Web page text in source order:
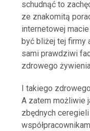
schudnąć to
ze znakomitą
internetowej
być bliżej tej firmy
sami prawdziwi
zdrowego
I takiego
A zatem możliwie
zbędnych